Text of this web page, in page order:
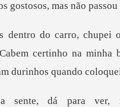
certinho na minha